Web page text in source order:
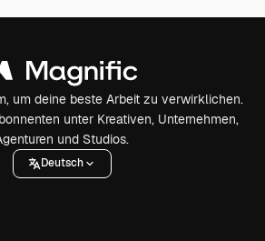
um deine beste Arbeit zu verwirklichen.
unter Kreativen, Unternehmen,
und Studios.
Deutsch